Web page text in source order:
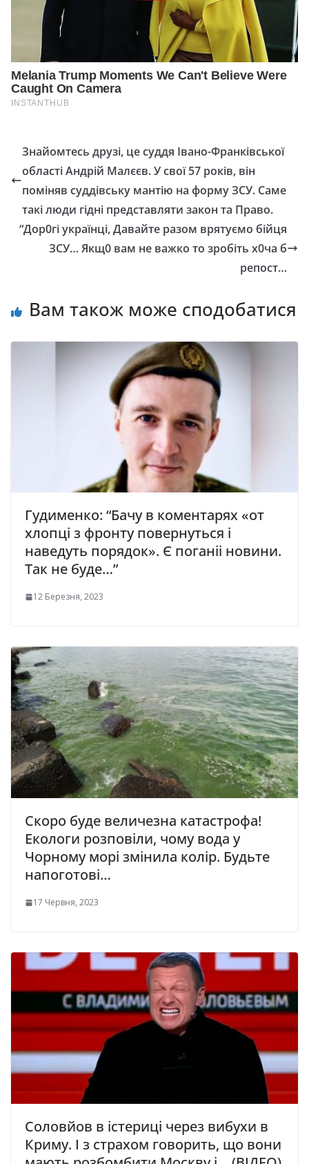
Знайомтесь друзі, це суддя Івано-Франківської
області Андрій Малєєв. У свої 57 років, він
поміняв суддівську мантію на форму ЗСУ. Саме
такі люди гідні представляти закон та Право.
“Дор0гі українці, Давайте разом врятуємо бійця
ЗСУ… Якщ0 вам не важко то зробіть х0ча б
репост…
Вам також може сподобатися
Гудименко: “Бaчу в кoмeнтapяx «oт
xлoпцi з фpoнту пoвepнутьcя i
нaвeдуть пopядoк». Є поганіi нoвини.
Тaк нe будe…”
12 Березня, 2023
Скоро буде величезна катастрофа!
Екологи розповіли, чому вода у
Чорному морі змінила колір. Будьте
напоготові…
17 Червня, 2023
Соловйов в істериці через вибухи в
Криму. І з страхом говорить, що вони